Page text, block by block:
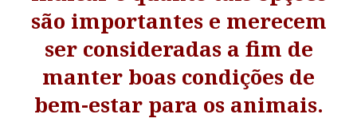
são importantes e merecem
ser consideradas a fim de
manter boas condições de
bem-estar para os animais.